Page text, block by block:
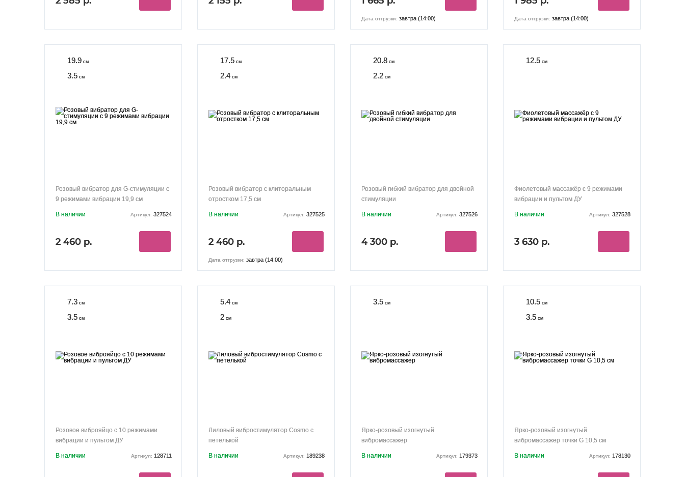
Дата отгрузки: завтра (14:00) Дата отгрузки: завтра (14:00)
19.9 см
3.5 см
Розовый вибратор для G-стимуляции с
9 режимами вибрации 19,9 см
В наличии Артикул: 327524
2 460 р.
17.5 см
2.4 см
Розовый вибратор с клиторальным
отростком 17,5 см
В наличии Артикул: 327525
2 460 р.
Дата отгрузки: завтра (14:00)
20.8 см
2.2 см
Розовый гибкий вибратор для двойной
стимуляции
В наличии Артикул: 327526
4 300 р.
12.5 см
Фиолетовый массажёр с 9 режимами
вибрации и пультом ДУ
В наличии Артикул: 327528
3 630 р.
7.3 см
3.5 см
Розовое виброяйцо с 10 режимами
вибрации и пультом ДУ
В наличии Артикул: 128711
5.4 см
2 см
Лиловый вибростимулятор Cosmo с
петелькой
В наличии Артикул: 189238
3.5 см
Ярко-розовый изогнутый
вибромассажер
В наличии Артикул: 179373
10.5 см
3.5 см
Ярко-розовый изогнутый
вибромассажер точки G 10,5 см
В наличии Артикул: 178130